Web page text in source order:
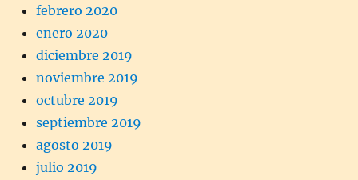
febrero 2020
enero 2020
diciembre 2019
noviembre 2019
octubre 2019
septiembre 2019
agosto 2019
julio 2019